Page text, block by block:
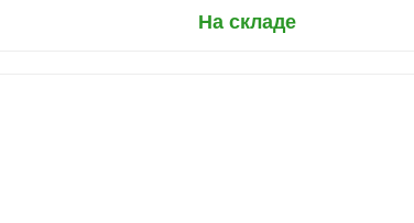
На складе